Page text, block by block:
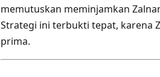
memutuskan meminjamkan
Strategi ini terbukti tepat, karena
prima.